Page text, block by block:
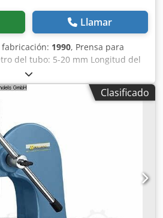
Llamar
fabricación: 1990, Prensa para
del tubo: 5-20 mm Longitud del
mm Peso total: 1,4 t +++++ Tenga
se encuentra desmontada y
Por este motivo, no es posible
con la máquina en
un vídeo. Además, nuestro
más representativas y de la
no podemos
Dodpfx Aieit Ewfo Reck
Clasificado